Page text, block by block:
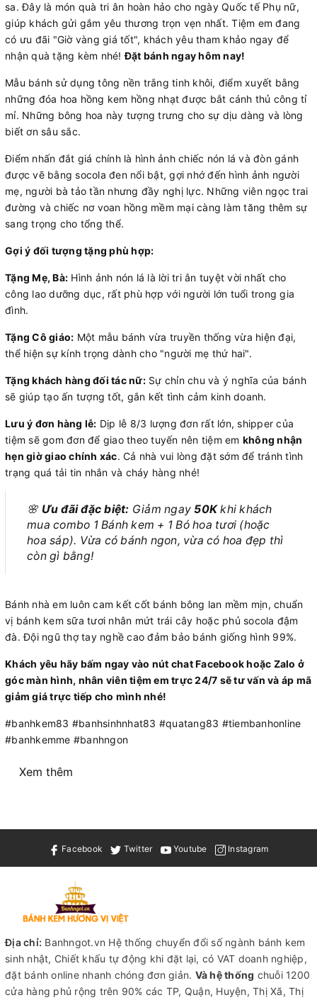
sa. Đây là món quà tri ân hoàn hảo cho ngày Quốc tế Phụ nữ,
giúp khách gửi gắm yêu thương trọn vẹn nhất. Tiệm em đang
có ưu đãi "Giờ vàng giá tốt", khách yêu tham khảo ngay để
nhận quà tặng kèm nhé!Đặt bánh ngay hôm nay!
Mẫu bánh sử dụng tông nền trắng tinh khôi, điểm xuyết bằng
những đóa hoa hồng kem hồng nhạt được bắt cánh thủ công tỉ
mỉ. Những bông hoa này tượng trưng cho sự dịu dàng và lòng
biết ơn sâu sắc.
Điểm nhấn đắt giá chính là hình ảnh chiếc nón lá và đòn gánh
được vẽ bằng socola đen nổi bật, gợi nhớ đến hình ảnh người
mẹ, người bà tảo tần nhưng đầy nghị lực. Những viên ngọc trai
đường và chiếc nơ voan hồng mềm mại càng làm tăng thêm sự
sang trọng cho tổng thể.
Gợi ý đối tượng tặng phù hợp:
Tặng Mẹ, Bà: Hình ảnh nón lá là lời tri ân tuyệt vời nhất cho
công lao dưỡng dục, rất phù hợp với người lớn tuổi trong gia
đình.
Tặng Cô giáo: Một mẫu bánh vừa truyền thống vừa hiện đại,
thể hiện sự kính trọng dành cho "người mẹ thứ hai".
Tặng khách hàng đối tác nữ:Sự chỉn chu và ý nghĩa của bánh
sẽ giúp tạo ấn tượng tốt, gắn kết tình cảm kinh doanh.
Lưu ý đơn hàng lễ: Dịp lễ 8/3 lượng đơn rất lớn, shipper của
tiệm sẽ gom đơn để giao theo tuyến nên tiệm em không nhận
hẹn giờ giao chính xác. Cả nhà vui lòng đặt sớm để tránh tình
trạng quá tải tin nhắn và cháy hàng nhé!
🌸 Ưu đãi đặc biệt: Giảm ngay50Kkhi khách
mua combo 1 Bánh kem + 1 Bó hoa tươi (hoặc
hoa sáp). Vừa có bánh ngon, vừa có hoa đẹp thì
còn gì bằng!
Bánh nhà em luôn cam kết cốt bánh bông lan mềm mịn, chuẩn
vị bánh kem sữa tươi nhân mứt trái cây hoặc phủ socola đậm
đà. Đội ngũ thợ tay nghề cao đảm bảo bánh giống hình 99%.
Khách yêu hãy bấm ngay vào nút chat Facebook hoặc Zalo ở
góc màn hình, nhân viên tiệm em trực 24/7 sẽ tư vấn và áp mã
giảm giá trực tiếp cho mình nhé!
#banhkem83 #banhsinhnhat83 #quatang83 #tiembanhonline
#banhkemme #banhngon
Xem thêm
Facebook Twitter Youtube Instagram
Địa chỉ: Banhngot.vn Hệ thống chuyển đổi số ngành bánh kem
sinh nhật, Chiết khấu tự động khi đặt lại, có VAT doanh nghiệp,
đặt bánh online nhanh chóng đơn giản. Và hệ thống chuỗi 1200
cửa hàng phủ rộng trên 90% các TP, Quận, Huyện, Thị Xã, Thị